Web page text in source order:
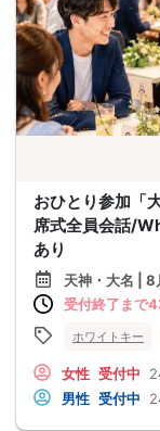
おひとり参加「
席式全員会話/
あり
天神・大名 | 8
受付終了まで
ホワイトキー
女性 受付中
男性 受付中